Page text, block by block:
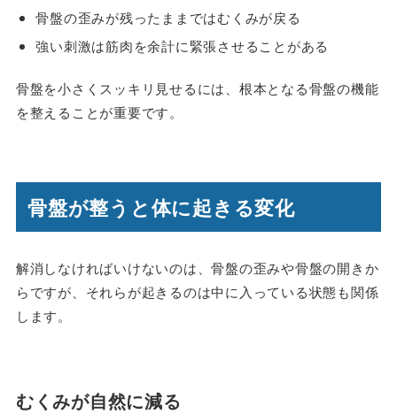
骨盤の歪みが残ったままではむくみが戻る
強い刺激は筋肉を余計に緊張させることがある
骨盤を小さくスッキリ見せるには、根本となる骨盤の機能
を整えることが重要です。
骨盤が整うと体に起きる変化
解消しなければいけないのは、骨盤の歪みや骨盤の開きか
らですが、それらが起きるのは中に入っている状態も関係
します。
むくみが自然に減る